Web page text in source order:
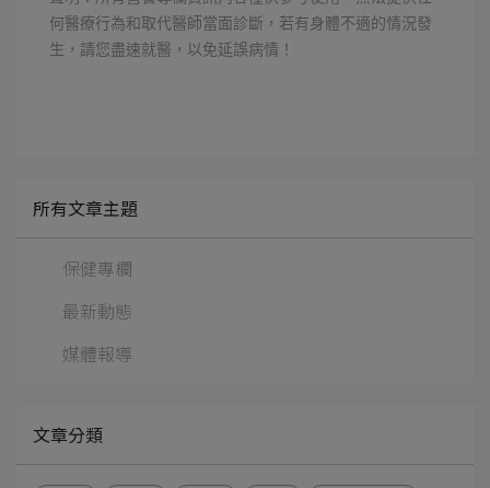
何醫療行為和取代醫師當面診斷，若有身體不適的情況發
生，請您盡速就醫，以免延誤病情！
所有文章主題
保健專欄
最新動態
媒體報導
文章分類